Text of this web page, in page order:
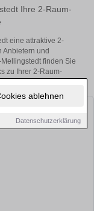
ablehnen
Datenschutzerklärung
Ihre 2-Raum-
eine attraktive 2-
Anbietern und
finden Sie
zu Ihrer 2-Raum-